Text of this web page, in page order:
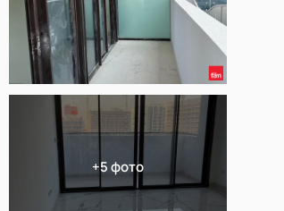
+5 фото